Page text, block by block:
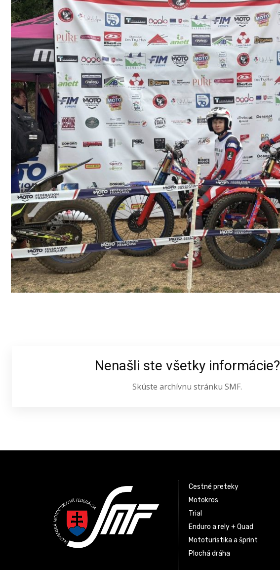
Nenašli ste všetky informácie?
Skúste archívnu stránku SMF.
Cestné preteky
Motokros
Trial
Enduro a rely + Quad
Mototuristika a šprint
Plochá dráha